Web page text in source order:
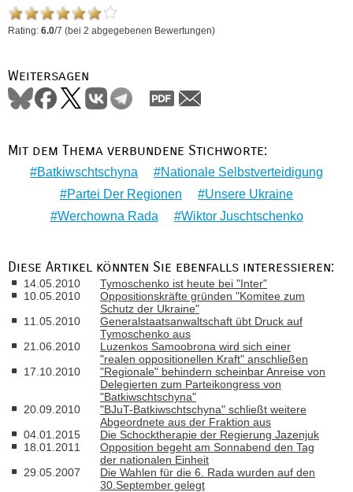
Rating: 6.0/7 (bei 2 abgegebenen Bewertungen)
Weitersagen
Mit dem Thema verbundene Stichworte:
Batkiwschtschyna
Nationale Selbstverteidigung
Partei Der Regionen
Unsere Ukraine
Werchowna Rada
Wiktor Juschtschenko
Diese Artikel könnten Sie ebenfalls interessieren:
14.05.2010
Tymoschenko ist heute bei "Inter"
10.05.2010
Oppositionskräfte gründen "Komitee zum
Schutz der Ukraine"
11.05.2010
Generalstaatsanwaltschaft übt Druck auf
Tymoschenko aus
21.06.2010
Luzenkos Samoobrona wird sich einer
"realen oppositionellen Kraft" anschließen
17.10.2010
"Regionale" behindern scheinbar Anreise von
Delegierten zum Parteikongress von
"Batkiwschtschyna"
20.09.2010
"BJuT-Batkiwschtschyna" schließt weitere
Abgeordnete aus der Fraktion aus
04.01.2015
Die Schocktherapie der Regierung Jazenjuk
18.01.2011
Opposition begeht am Sonnabend den Tag
der nationalen Einheit
29.05.2007
Die Wahlen für die 6. Rada wurden auf den
30.September gelegt